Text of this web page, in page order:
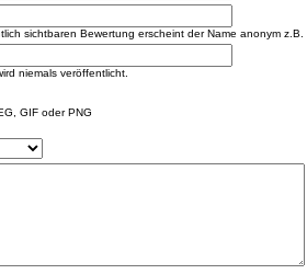
sichtbaren Bewertung erscheint der Name anonym
niemals veröffentlicht.
GIF oder PNG